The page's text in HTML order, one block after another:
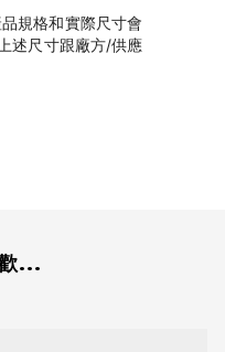
規格和實際尺寸會
述尺寸跟廠方/供應
...